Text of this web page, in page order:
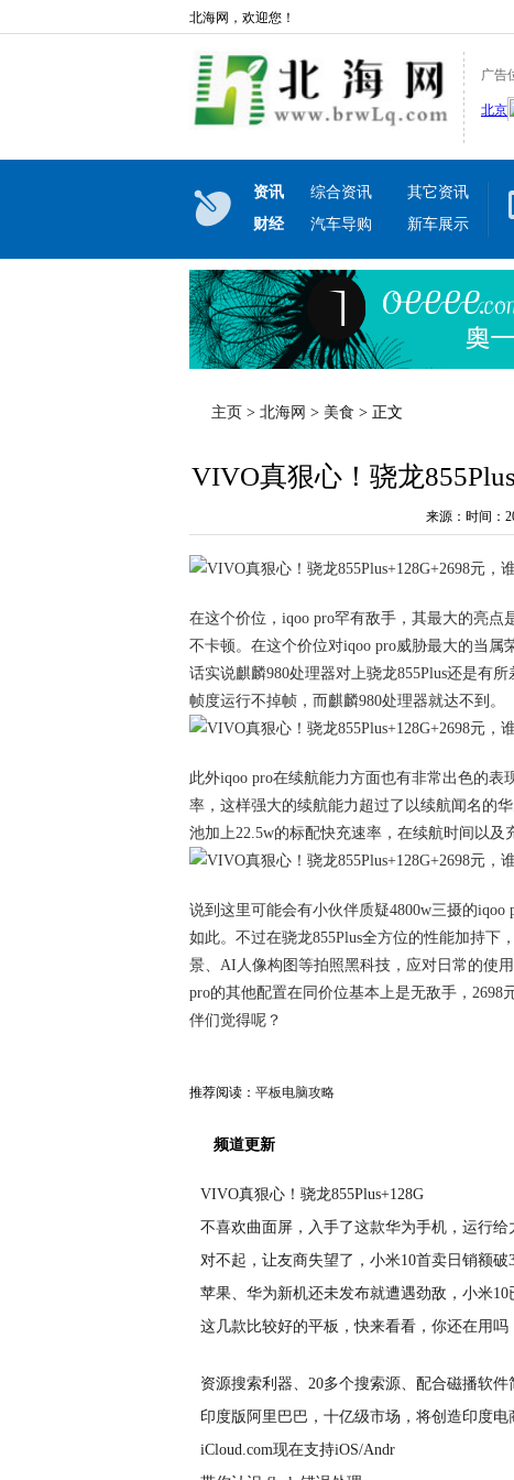
北海网，欢迎您！
广告
资讯 综合资讯
其它资讯
财经
汽车导购 新车展示
主页 > 北海网 > 美食 > 正文
VIVO真狠心！骁龙
来源：时间：
在这个价位，iqoo pro罕有敌手，其最大的亮点
不卡顿。在这个价位对iqoo pro威胁最大的当属
话实说麒麟980处理器对上骁龙855Plus还是有
帧度运行不掉帧，而麒麟980处理器就达不到。
此外iqoo pro在续航能力方面也有非常出色的表
率，这样强大的续航能力超过了以续航闻名的
池加上22.5w的标配快充速率，在续航时间以及
说到这里可能会有小伙伴质疑4800w三摄的
如此。不过在骁龙855Plus全方位的性能加持下
景、AI人像构图等拍照黑科技，应对日常的使
pro的其他配置在同价位基本上是无敌手，2698
伴们觉得呢？
推荐阅读： 平板电脑攻略
频道更新
VIVO真狠心！骁龙855Plus+128G
不喜欢曲面屏，入手了这款华为手机，运行给
对不起，让友商失望了，小米10首卖日销额破
苹果、华为新机还未发布就遭遇劲敌，小米10
这几款比较好的平板，快来看看，你还在用吗
资源搜索利器、20多个搜索源、配合磁播软件
印度版阿里巴巴，十亿级市场，将创造印度电
iCloud.com现在支持iOS/Andr